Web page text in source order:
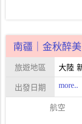
南疆｜金秋醉
大陸
more..